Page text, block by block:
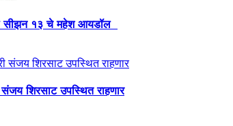
सीझन १३ चे महेश आयडॉल
शिरसाट उपस्थित राहणार